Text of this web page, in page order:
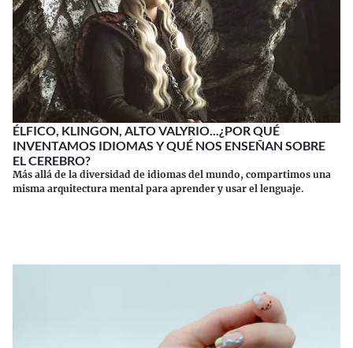
ÉLFICO, KLINGON, ALTO VALYRIO...¿POR QUÉ
INVENTAMOS IDIOMAS Y QUÉ NOS ENSEÑAN SOBRE
EL CEREBRO?
Más allá de la diversidad de idiomas del mundo, compartimos una
misma arquitectura mental para aprender y usar el lenguaje.